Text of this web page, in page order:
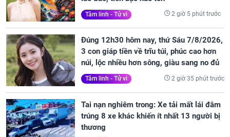
Tâm linh - Tử vi 2 giờ 5 phút trước
Đúng 12h30 hôm nay, thứ Sáu 7/8/2026,
3 con giáp tiền về trĩu túi, phúc cao hơn
núi, lộc nhiều hơn sông, giàu sang no đủ
Tâm linh - Tử vi 2 giờ 35 phút trước
Tai nạn nghiêm trong: Xe tải mất lái đâm
trúng 8 xe khác khiến ít nhất 13 người bị
thương